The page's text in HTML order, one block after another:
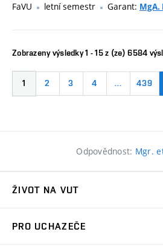
FaVU letní semestr Garant: MgA.
Zobrazeny výsledky 1 - 15 z (ze) 6584
1 2 3 4 … 439
Odpovědnost: Mgr.
ŽIVOT NA VUT
PRO UCHAZEČE